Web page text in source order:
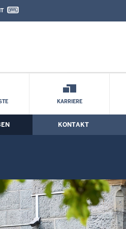
Kontaktformular
KARRIERE
KONTAKT